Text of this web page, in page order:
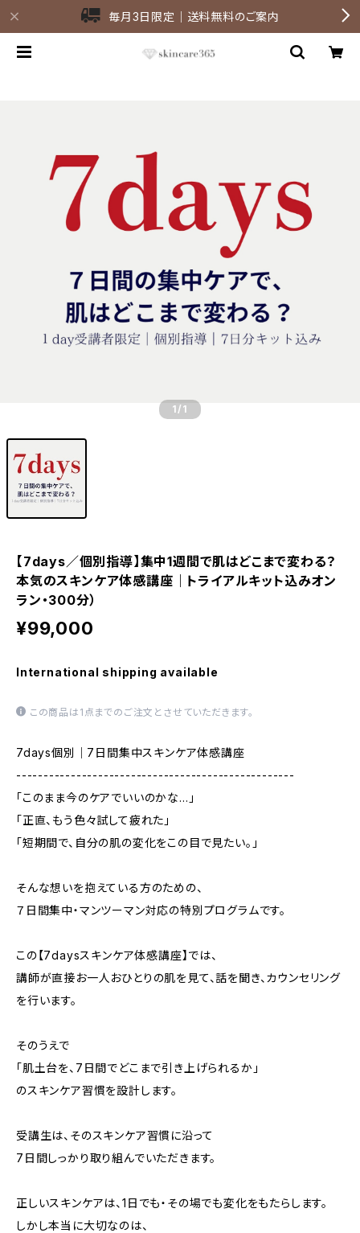
毎月3日限定｜送料無料のご案内
1 /1
【7days／個別指導】集中1週間で肌はどこまで変わる？
本気のスキンケア体感講座｜トライアルキット込みオン
ラン・300分）
¥99,000
International shipping available
この商品は1点までのご注文とさせていただきます。
7days個別｜7日間集中スキンケア体感講座
---------------------------------------------------
「このまま今のケアでいいのかな…」
「正直、もう色々試して疲れた」
「短期間で、自分の肌の変化をこの目で見たい。」
そんな想いを抱えている方のための、
７日間集中・マンツーマン対応の特別プログラムです。
この【7daysスキンケア体感講座】では、
講師が直接お一人おひとりの肌を見て、話を聞き、カウンセリング
を行います。
そのうえで――
「肌土台を、7日間でどこまで引き上げられるか」
のスキンケア習慣を設計します。
受講生は、そのスキンケア習慣に沿って
7日間しっかり取り組んでいただきます。
正しいスキンケアは、1日でも・その場でも変化をもたらします。
しかし本当に大切なのは、